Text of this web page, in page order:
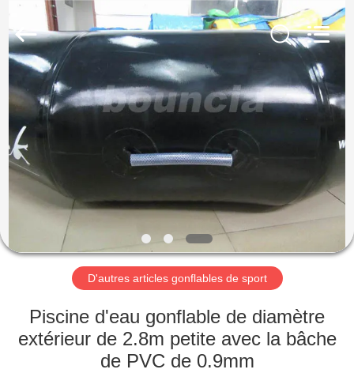
MAISON
PRODUITS
VIDÉOS
AU
SUJET
NOUS
Inflatables
Factory.
Rights
Reserved.
D'autres articles gonflables de sport
Piscine d'eau gonflable de diamètre
extérieur de 2.8m petite avec la bâche
de PVC de 0.9mm